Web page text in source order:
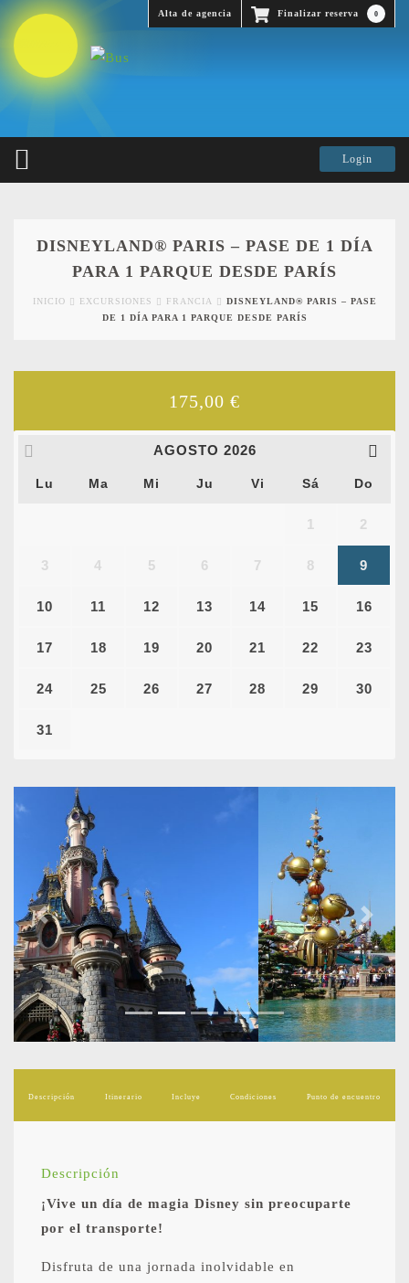
Finalizar reserva 0
Alta de agencia
DISNEYLAND® PARIS – PASE DE 1 DÍA
PARA 1 PARQUE DESDE PARÍS
INICIO EXCURSIONES FRANCIA
DISNEYLAND® PARIS – PASE
DE 1 DÍA PARA 1 PARQUE DESDE PARÍS
Previous Next
Descripción Itinerario Incluye Condiciones Punto de encuentro
Descripción
¡Vive un día de magia Disney sin preocuparte
por el transporte!
Disfruta de una jornada inolvidable en
175,00 €
AGOSTO 2026
Lu Ma Mi Ju Vi Sá Do
1 2
3 4 5 6 7 8 9
10 11 12 13 14 15 16
17 18 19 20 21 22 23
24 25 26 27 28 29 30
31